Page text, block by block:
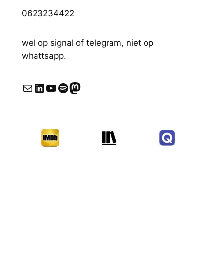
0623234422
wel op signal of telegram, niet op
whattsapp.
E-mail LinkedIn YouTube Spotify Mastodon